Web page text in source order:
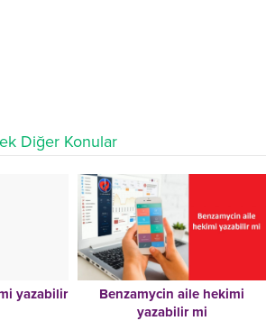
Diğer Konular
yazabilir
Benzamycin aile hekimi
yazabilir mi